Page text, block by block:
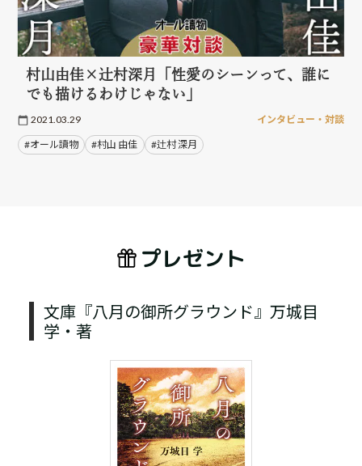
村山由佳×辻村深月「性愛のシーンって、誰に
でも描けるわけじゃない」
2021.03.29 インタビュー・対談
#オール讀物 #村山 由佳 #辻村 深月
プレゼント
文庫『八月の御所グラウンド』万城目
学・著